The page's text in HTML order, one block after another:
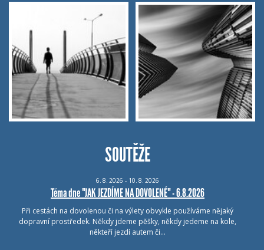
SOUTĚŽE
6. 8. 2026 - 10. 8. 2026
Téma dne "JAK JEZDÍME NA DOVOLENÉ" - 6.8.2026
Při cestách na dovolenou či na výlety obvykle používáme nějaký
dopravní prostředek. Někdy jdeme pěšky, někdy jedeme na kole,
někteří jezdí autem či…